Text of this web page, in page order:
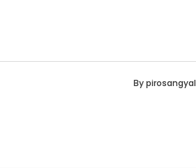
Bypirosangyal